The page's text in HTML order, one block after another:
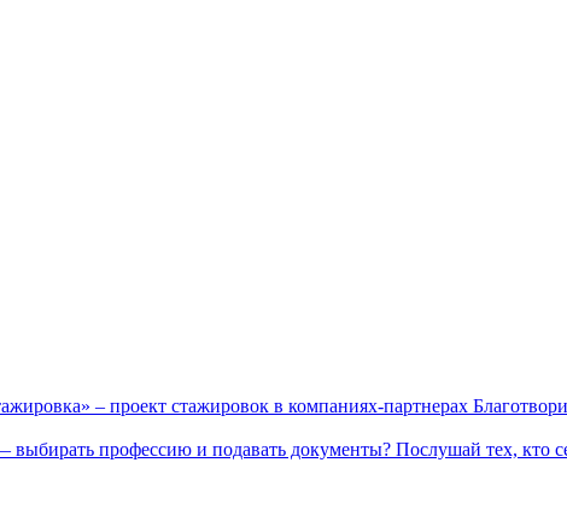
– проект стажировок в компаниях-партнерах
профессию и подавать документы? Послушай тех, кто